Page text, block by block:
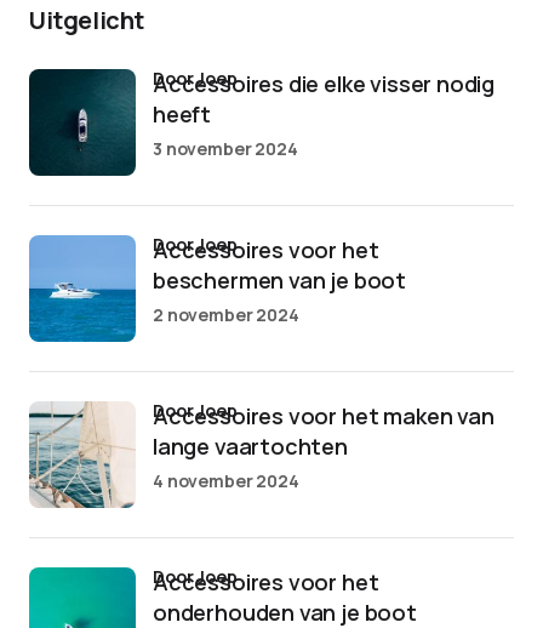
Uitgelicht
Accessoires die elke visser nodig
heeft
door Joep
3 november 2024
Accessoires voor het
beschermen van je boot
door Joep
2 november 2024
Accessoires voor het maken van
lange vaartochten
door Joep
4 november 2024
Accessoires voor het
onderhouden van je boot
door Joep